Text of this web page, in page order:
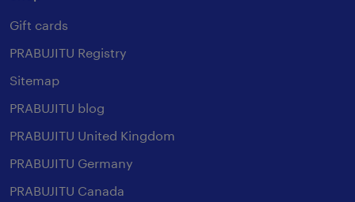
Gift cards
PRABUJITU Registry
Sitemap
PRABUJITU blog
PRABUJITU United Kingdom
PRABUJITU Germany
PRABUJITU Canada